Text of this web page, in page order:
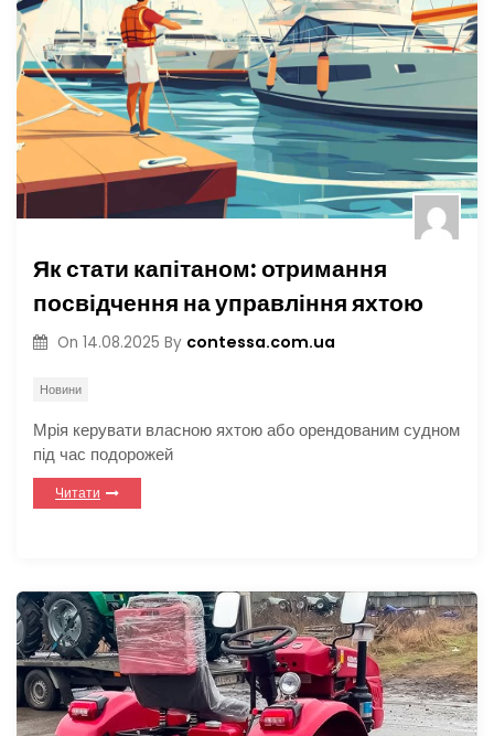
Як стати капітаном: отримання
посвідчення на управління яхтою
On 14.08.2025 By contessa.com.ua
Новини
Мрія керувати власною яхтою або орендованим судном
під час подорожей
Читати